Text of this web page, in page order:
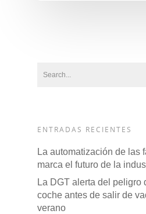
ENTRADAS RECIENTES
La automatización de las
marca el futuro de la
La DGT alerta del peligro
coche antes de salir de
verano